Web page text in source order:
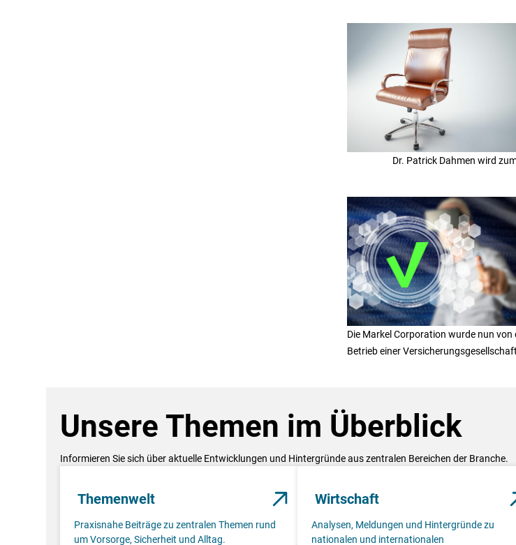
Dr. Patrick Dahmen wird
Die Markel Corporation wurde nun
Betrieb einer
Unsere Themen im Überblick
Informieren Sie sich über aktuelle Entwicklungen und Hintergründe aus zentralen Bereichen der Branche.
Themenwelt
Praxisnahe Beiträge zu zentralen Themen rund
um Vorsorge, Sicherheit und Alltag.
Wirtschaft
Analysen, Meldungen und Hintergründe zu
nationalen und internationalen